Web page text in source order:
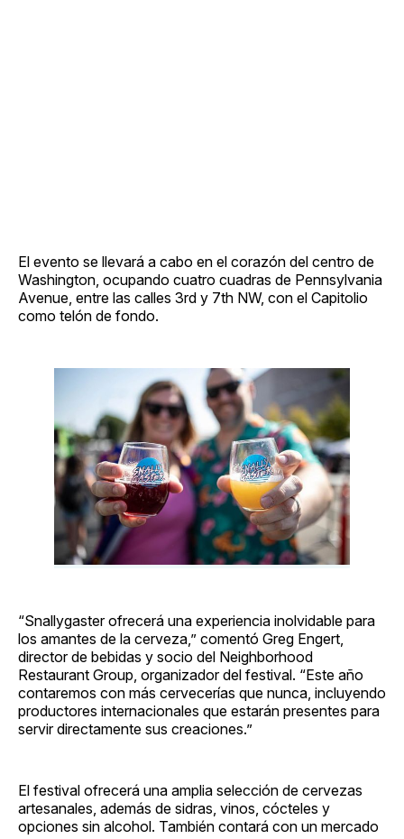
El evento se llevará a cabo en el corazón del centro de
Washington, ocupando cuatro cuadras de Pennsylvania
Avenue, entre las calles 3rd y 7th NW, con el Capitolio
como telón de fondo.
“Snallygaster ofrecerá una experiencia inolvidable para
los amantes de la cerveza,” comentó Greg Engert,
director de bebidas y socio del Neighborhood
Restaurant Group, organizador del festival. “Este año
contaremos con más cervecerías que nunca, incluyendo
productores internacionales que estarán presentes para
servir directamente sus creaciones.”
El festival ofrecerá una amplia selección de cervezas
artesanales, además de sidras, vinos, cócteles y
opciones sin alcohol. También contará con un mercado